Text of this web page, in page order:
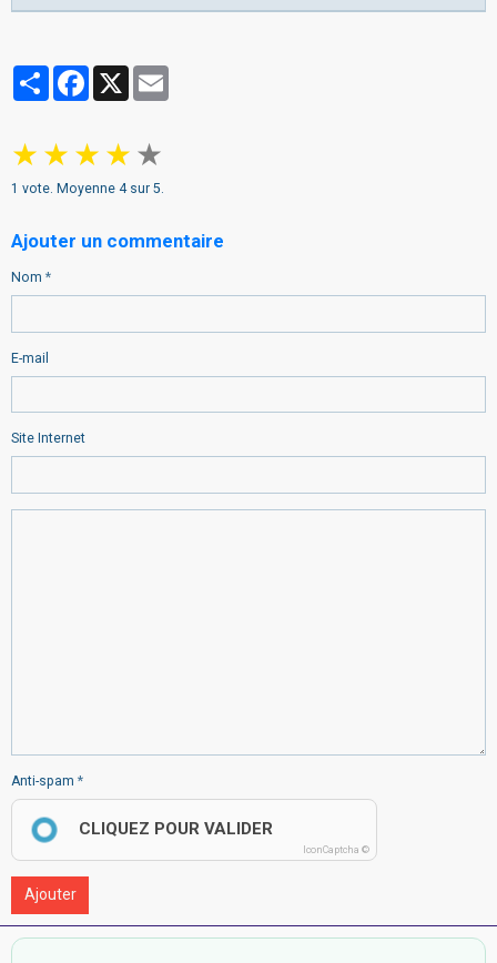
PartagerFacebook
★ ★ ★ ★ ★
1 vote. Moyenne 4sur 5.
Ajouter un commentaire
Nom
E-mail
Site Internet
Anti-spam
CLIQUEZ POUR VALIDER
IconCaptcha ©
Ajouter